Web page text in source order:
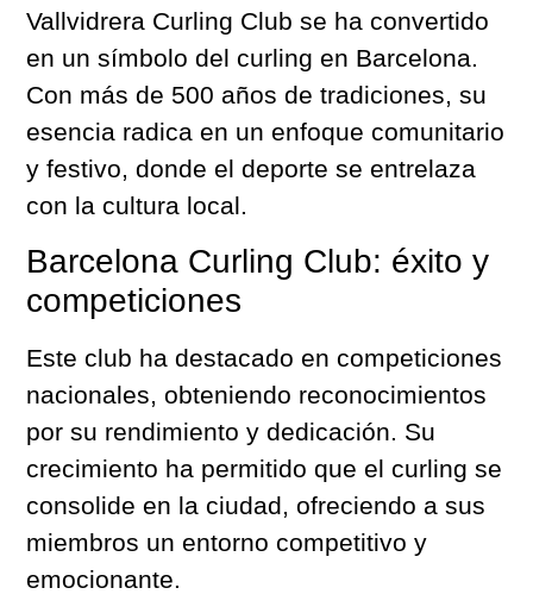
Vallvidrera Curling Club se ha convertido
en un símbolo del curling en Barcelona.
Con más de 500 años de tradiciones, su
esencia radica en un enfoque comunitario
y festivo, donde el deporte se entrelaza
con la cultura local.
Barcelona Curling Club: éxito y
competiciones
Este club ha destacado en competiciones
nacionales, obteniendo reconocimientos
por su rendimiento y dedicación. Su
crecimiento ha permitido que el curling se
consolide en la ciudad, ofreciendo a sus
miembros un entorno competitivo y
emocionante.